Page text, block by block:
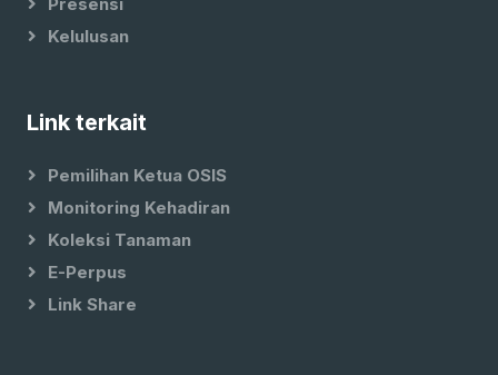
Kelulusan
Link terkait
Pemilihan Ketua OSIS
Monitoring Kehadiran
Koleksi Tanaman
E-Perpus
Link Share